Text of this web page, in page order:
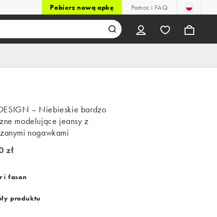
Pobierz nową apkę Pomoc i FAQ
– Niebieskie bardzo
modelujące jeansy z
nogawkami
zł
i fason
produktu